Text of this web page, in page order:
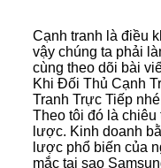
Cạnh tranh là điều
vậy chúng ta phải
cùng theo dõi bài
Khi Đối Thủ Cạnh
Tranh Trực Tiếp
Theo tôi đó là
lược. Kinh doanh
lược phổ biến của
mắc tại sao